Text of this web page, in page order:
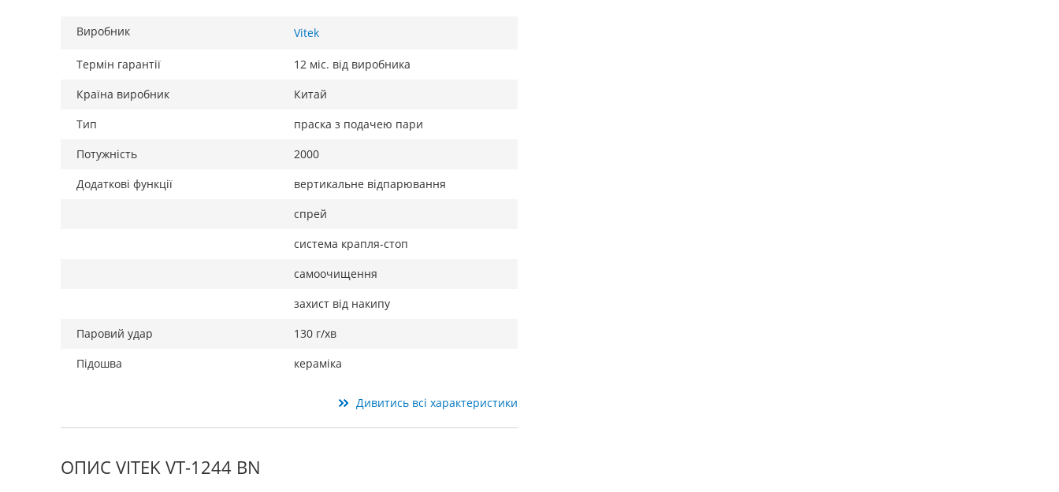
Виробник Vitek
Термін гарантії
12 міс. від виробника
Країна виробник
Китай
Тип
праска з подачею пари
Потужність
2000
Додаткові функції
вертикальне відпарювання
спрей
система крапля-стоп
самоочищення
захист від накипу
Паровий удар
130 г/хв
Підошва
кераміка
Дивитись всі характеристики
ОПИС VITEK VT-1244 BN